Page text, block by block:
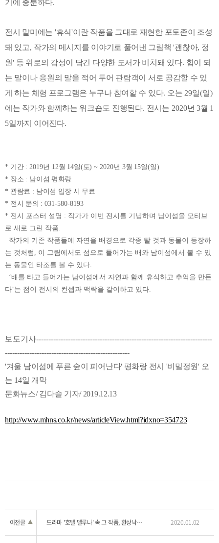
기에 충분하다.
전시 말미에는 '휴식'이란 작품을 그대로 재현한 포토존이 조성
돼 있고, 작가의 메시지를 이야기로 풀어낸 그림책'괜찮아, 정
원' 등 위로의 감성이 담긴 다양한 도서가 비치돼 있다. 힘이 되
는 말이나 응원의 말을 적어 두어 관람객이 서로 공감할 수 있
게 하는 체험 프로그램은 누구나 참여할 수 있다. 오는 29일(일)
에는 작가와 함께하는 워크숍도 진행된다. 전시는 2020년 3월 1
5일까지 이어진다.
* 기간 : 2019년 12월 14일(토) ~ 2020년 3월 15일(일)
* 장소 : 남이섬 평화랑
* 관람료 : 남이섬 입장 시 무료
* 전시 문의 : 031-580-8193
* 전시 포스터 설명 : 작가가 이번 전시를 기념하며 남이섬을 모티브
로 새로 그린 작품.
작가의 기존 작품들에 자연을 배경으로 각종 탈 것과 동물이 등장하
는 것처럼 , 이 그림에서도 섬으로 들어가는 배와 남이섬에서 볼 수 있
는 동물인 타조를 볼 수 있다.
‘배를 타고 들어가는 남이섬에서 자연과 함께 휴식하고 추억을 만든
다’는 점이 전시의 컨셉과 맥락을 같이하고 있다.
보도기사------------------------------------------------------------------------
---------------------------------------------------
'겨울 남이섬에 푸른 숲이 피어난다' 평화랑 전시 '비밀정원' 오
는 14일 개막
문화뉴스/ 김다슬 기자/ 2019.12.13
http://www.mhns.co.kr/news/articleView.html?idxno=354723
이전글 ▲ 드라마 '호텔 델루나' 속 그 작품, 환상낙원이 남이섬에! 2020.01.02